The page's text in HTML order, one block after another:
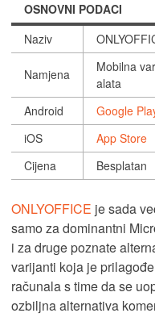
OSNOVNI PODACI
Naziv
Namjena
Mobilna
alata
Android
Google
iOS
App Store
Cijena
Besplatan
ONLYOFFICE je sada
samo za dominantni
i za druge poznate
varijanti koja je
računala s time da se
ozbiljna alternativa